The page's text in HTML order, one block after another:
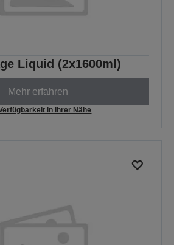
Liquid (2x1600ml)
Mehr erfahren
in Ihrer Nähe